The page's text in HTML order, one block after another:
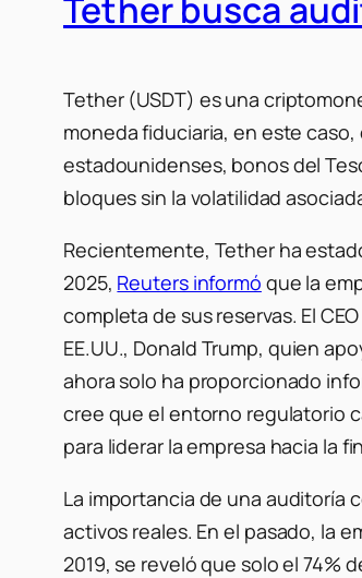
Tether busca
Tether (USDT) es una
moneda fiduciaria, en este
estadounidenses, bonos del
bloques sin la volatilidad
Recientemente, Tether ha
2025, Reuters informó que la
completa de sus reservas. El
EE.UU., Donald Trump, quien
ahora solo ha proporcionado
cree que el entorno regulatorio
para liderar la empresa hacia la
La importancia de una auditoría
activos reales. En el pasado, la
2019, se reveló que solo el